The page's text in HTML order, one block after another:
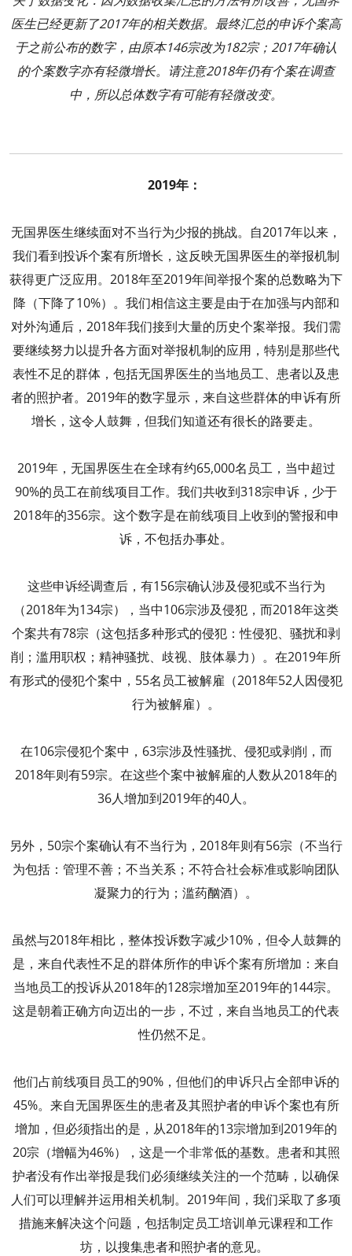
医生已经更新了2017年的相关数据。最终汇总的申诉个案高
于之前公布的数字，由原本146宗改为182宗；2017年确认
的个案数字亦有轻微增长。请注意2018年仍有个案在调查
中，所以总体数字有可能有轻微改变。
2019年：
无国界医生继续面对不当行为少报的挑战。自2017年以来，
我们看到投诉个案有所增长，这反映无国界医生的举报机制
获得更广泛应用。2018年至2019年间举报个案的总数略为下
降（下降了10%）。我们相信这主要是由于在加强与内部和
对外沟通后，2018年我们接到大量的历史个案举报。我们需
要继续努力以提升各方面对举报机制的应用，特别是那些代
表性不足的群体，包括无国界医生的当地员工、患者以及患
者的照护者。2019年的数字显示，来自这些群体的申诉有所
增长，这令人鼓舞，但我们知道还有很长的路要走。
2019年，无国界医生在全球有约65,000名员工，当中超过
90%的员工在前线项目工作。我们共收到318宗申诉，少于
2018年的356宗。这个数字是在前线项目上收到的警报和申
诉，不包括办事处。
这些申诉经调查后，有156宗确认涉及侵犯或不当行为
（2018年为134宗），当中106宗涉及侵犯，而2018年这类
个案共有78宗（这包括多种形式的侵犯：性侵犯、骚扰和剥
削；滥用职权；精神骚扰、歧视、肢体暴力）。在2019年所
有形式的侵犯个案中，55名员工被解雇（2018年52人因侵犯
行为被解雇）。
在106宗侵犯个案中，63宗涉及性骚扰、侵犯或剥削，而
2018年则有59宗。在这些个案中被解雇的人数从2018年的
36人增加到2019年的40人。
另外，50宗个案确认有不当行为，2018年则有56宗（不当行
为包括：管理不善；不当关系；不符合社会标准或影响团队
凝聚力的行为；滥药酗酒）。
虽然与2018年相比，整体投诉数字减少10%，但令人鼓舞的
是，来自代表性不足的群体所作的申诉个案有所增加：来自
当地员工的投诉从2018年的128宗增加至2019年的144宗。
这是朝着正确方向迈出的一步，不过，来自当地员工的代表
性仍然不足。
他们占前线项目员工的90%，但他们的申诉只占全部申诉的
45%。来自无国界医生的患者及其照护者的申诉个案也有所
增加，但必须指出的是，从2018年的13宗增加到2019年的
20宗（增幅为46%），这是一个非常低的基数。患者和其照
护者没有作出举报是我们必须继续关注的一个范畴，以确保
人们可以理解并运用相关机制。2019年间，我们采取了多项
措施来解决这个问题，包括制定员工培训单元课程和工作
坊，以搜集患者和照护者的意见。